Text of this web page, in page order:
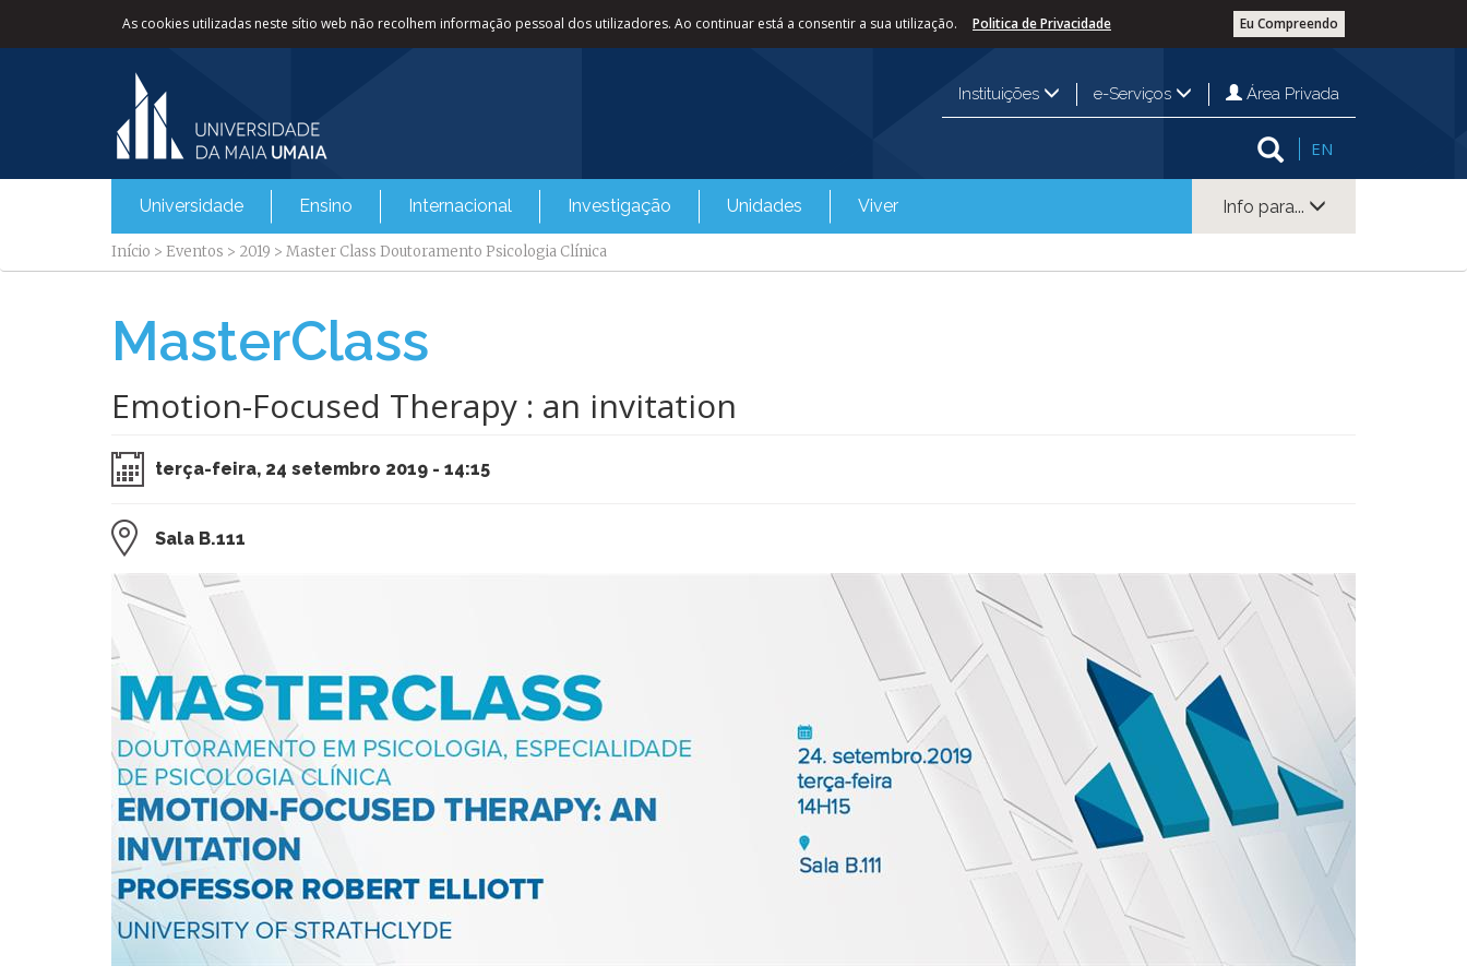
As cookies utilizadas neste sítio web não recolhem informação pessoal dos utilizadores. Ao continuar está a consentir a sua utilização. Eu Compreendo
Politica de Privacidade
Instituições e-Serviços Área Privada
EN
Universidade Ensino Internacional Investigação Unidades Viver Info para...
Início > Eventos > 2019 > Master Class Doutoramento Psicologia Clínica
MasterClass
Emotion-Focused Therapy : an invitation
terça-feira, 24 setembro 2019 - 14:15
Sala B.111